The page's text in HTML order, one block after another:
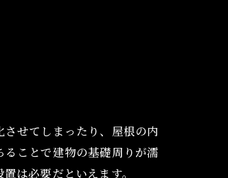
せてしまったり、屋根の内
ことで建物の基礎周りが濡
は必要だといえます。